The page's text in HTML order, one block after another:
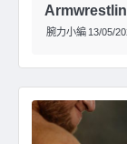
腕力小編 13/05/